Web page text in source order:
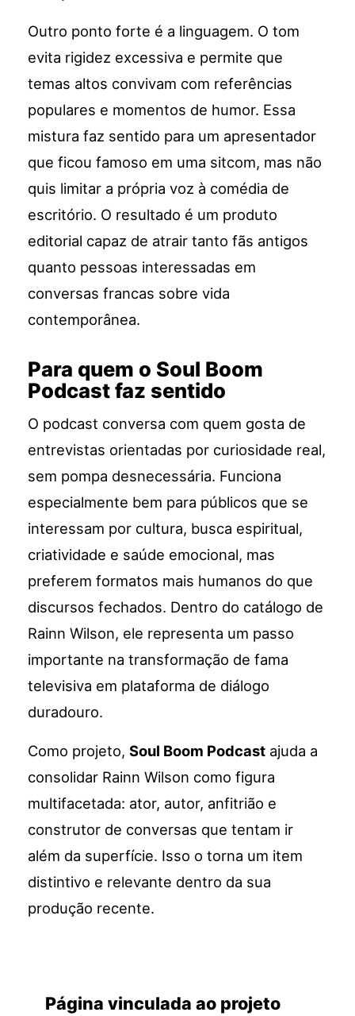
Outro ponto forte é a linguagem. O tom
evita rigidez excessiva e permite que
temas altos convivam com referências
populares e momentos de humor. Essa
mistura faz sentido para um apresentador
que ficou famoso em uma sitcom, mas não
quis limitar a própria voz à comédia de
escritório. O resultado é um produto
editorial capaz de atrair tanto fãs antigos
quanto pessoas interessadas em
conversas francas sobre vida
contemporânea.
Para quem o Soul Boom
Podcast faz sentido
O podcast conversa com quem gosta de
entrevistas orientadas por curiosidade real,
sem pompa desnecessária. Funciona
especialmente bem para públicos que se
interessam por cultura, busca espiritual,
criatividade e saúde emocional, mas
preferem formatos mais humanos do que
discursos fechados. Dentro do catálogo de
Rainn Wilson, ele representa um passo
importante na transformação de fama
televisiva em plataforma de diálogo
duradouro.
Como projeto,Soul Boom Podcast ajuda a
consolidar Rainn Wilson como figura
multifacetada: ator, autor, anfitrião e
construtor de conversas que tentam ir
além da superfície. Isso o torna um item
distintivo e relevante dentro da sua
produção recente.
Página vinculada ao projeto